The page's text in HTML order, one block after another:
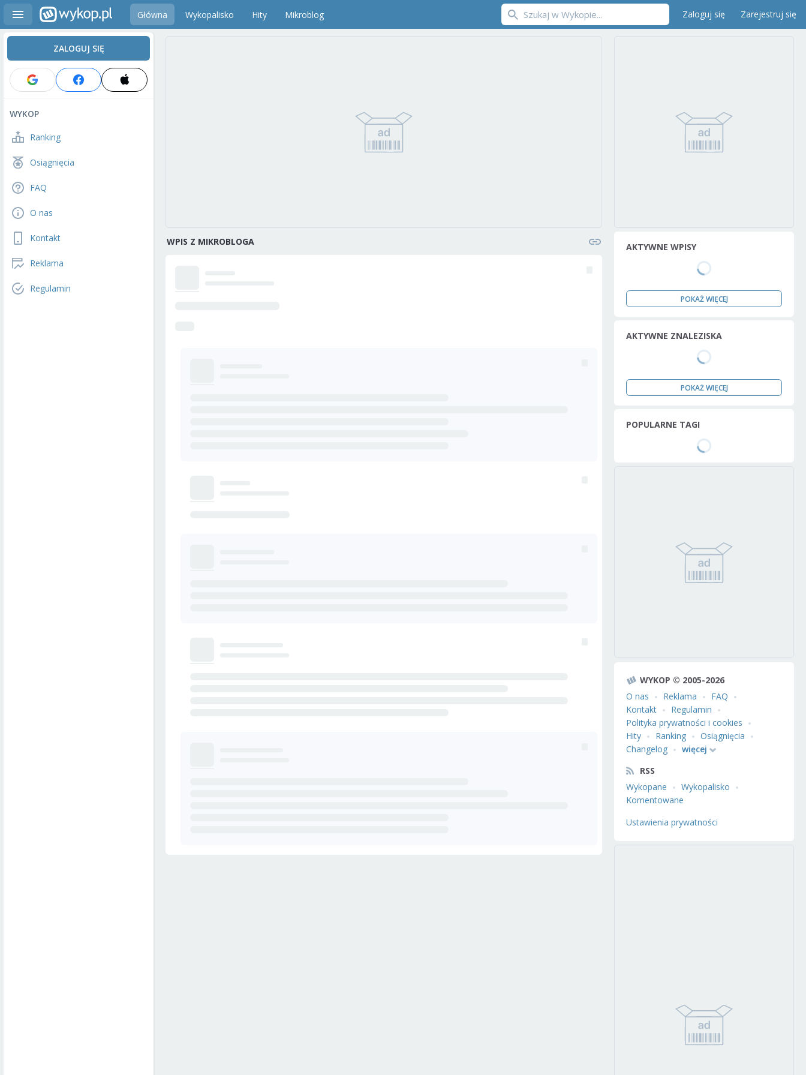
Główna Wykopalisko Hity Mikroblog Zaloguj się Zarejestruj się
ZALOGUJ SIĘ
WYKOP
Ranking
Osiągnięcia
FAQ
O nas
Kontakt
Reklama
Regulamin
WPIS Z MIKROBLOGA AKTYWNE WPISY
POKAŻ WIĘCEJ
AKTYWNE ZNALEZISKA
POKAŻ WIĘCEJ
POPULARNE TAGI
WYKOP © 2005-2026
O nas
Reklama
FAQ
Kontakt
Regulamin
Polityka prywatności i cookies
Hity
Ranking
Osiągnięcia
Changelog
więcej
RSS
Wykopane
Wykopalisko
Komentowane
Ustawienia prywatności